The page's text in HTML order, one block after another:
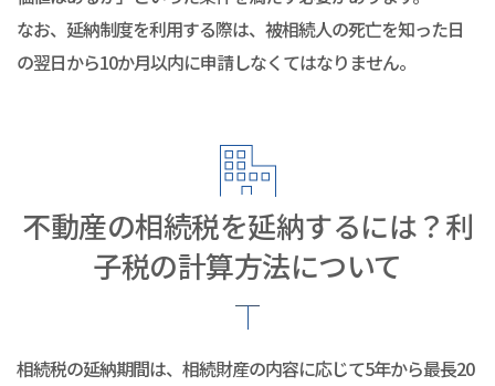
なお、延納制度を利用する際は、被相続人の死亡を知った日
の翌日から10か月以内に申請しなくてはなりません。
不動産の相続税を延納するには？利
子税の計算方法について
相続税の延納期間は、相続財産の内容に応じて5年から最長20